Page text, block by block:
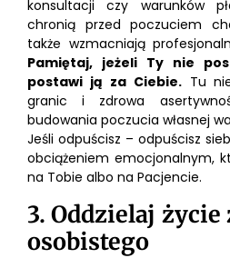
konsultacji czy warunków
chronią przed poczuciem
także wzmacniają
Pamiętaj, jeżeli Ty nie
postawi ją za Ciebie.Tu nie
granic i zdrowa
budowania poczucia własnej
Jeśli odpuścisz – odpuścisz
obciążeniem emocjonalnym,
na Tobie albo na Pacjencie.
3. Oddzielaj
osobistego